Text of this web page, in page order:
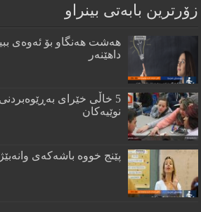
زۆرترين بابه‌تى بينراو
هەشت هەنگاو بۆ ئەوەی
داهێنەر
5 خاڵی خێرای
نوێیه‌كان
پێنج خووه‌ باشه‌كه‌ی